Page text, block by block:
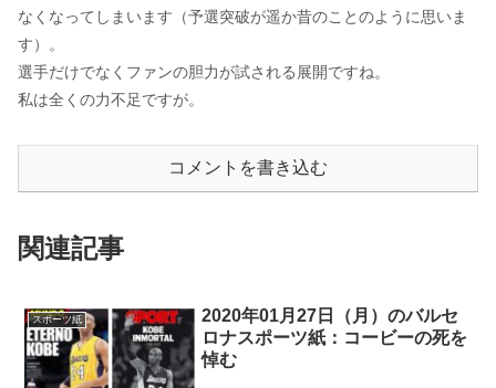
なくなってしまいます（予選突破が遥か昔のことのように思いま
す）。
選手だけでなくファンの胆力が試される展開ですね。
私は全くの力不足ですが。
コメントを書き込む
関連記事
スポーツ紙
2020年01月27日（月）のバルセ
ロナスポーツ紙：コービーの死を
悼む